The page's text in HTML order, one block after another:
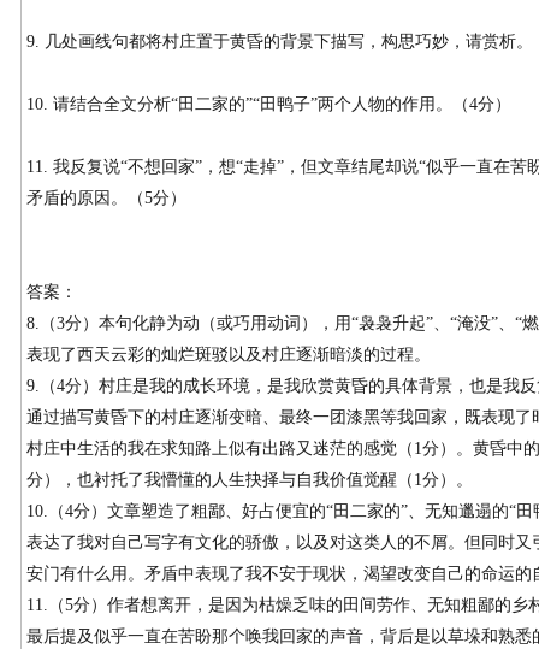
9. 几处画线句都将村庄置于黄昏的背景下描写，构思巧妙，请赏析。
10. 请结合全文分析“田二家的”“田鸭子”两个人物的作用。（4分）
11. 我反复说“不想回家”，想“走掉”，但文章结尾却说“似乎一直在
矛盾的原因。（5分）
答案：
8.（3分）本句化静为动（或巧用动词），用“袅袅升起”、“淹没”、“
表现了西天云彩的灿烂斑驳以及村庄逐渐暗淡的过程。
9.（4分）村庄是我的成长环境，是我欣赏黄昏的具体背景，也是我
通过描写黄昏下的村庄逐渐变暗、最终一团漆黑等我回家，既表现
村庄中生活的我在求知路上似有出路又迷茫的感觉（1分）。黄昏中
分），也衬托了我懵懂的人生抉择与自我价值觉醒（1分）。
10.（4分）文章塑造了粗鄙、好占便宜的“田二家的”、无知邋遢的“
表达了我对自己写字有文化的骄傲，以及对这类人的不屑。但同时
安门有什么用。矛盾中表现了我不安于现状，渴望改变自己的命运的
11.（5分）作者想离开，是因为枯燥乏味的田间劳作、无知粗鄙的
最后提及似乎一直在苦盼那个唤我回家的声音，背后是以草垛和熟